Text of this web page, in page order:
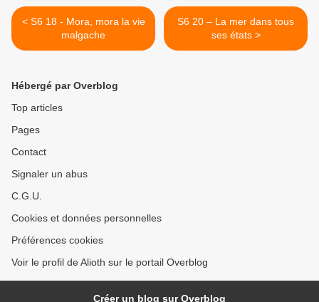
< S6 18 - Mora, mora la vie
malgache
S6 20 – La mer dans tous
ses états >
Hébergé par Overblog
Top articles
Pages
Contact
Signaler un abus
C.G.U.
Cookies et données personnelles
Préférences cookies
Voir le profil de Alioth sur le portail Overblog
Créer un blog sur Overblog